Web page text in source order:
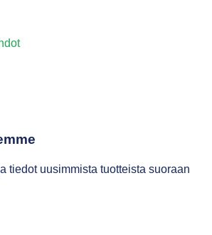
tiedot uusimmista tuotteista suoraan